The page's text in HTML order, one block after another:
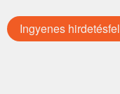
Ingyenes